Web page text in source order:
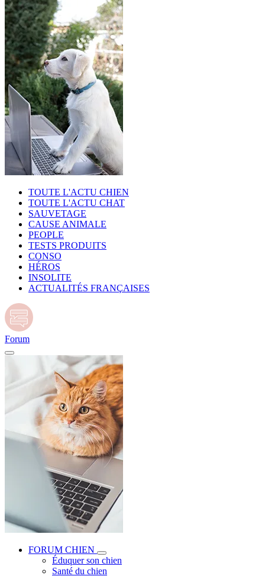
TOUTE L'ACTU CHIEN
TOUTE L'ACTU CHAT
SAUVETAGE
CAUSE ANIMALE
PEOPLE
TESTS PRODUITS
CONSO
HÉROS
INSOLITE
ACTUALITÉS FRANÇAISES
Forum
FORUM CHIEN
Éduquer son chien
Santé du chien